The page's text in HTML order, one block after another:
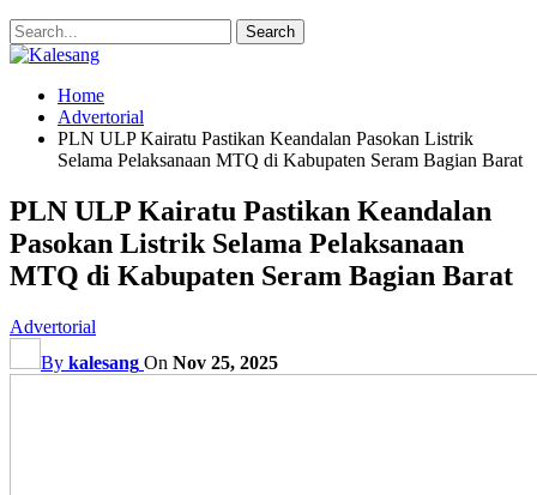
Home
Advertorial
PLN ULP Kairatu Pastikan Keandalan Pasokan Listrik
Selama Pelaksanaan MTQ di Kabupaten Seram Bagian Barat
PLN ULP Kairatu Pastikan Keandalan
Pasokan Listrik Selama Pelaksanaan
MTQ di Kabupaten Seram Bagian Barat
Advertorial
By kalesang On Nov 25, 2025